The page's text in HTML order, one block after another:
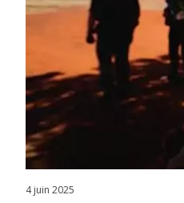
4 juin 2025